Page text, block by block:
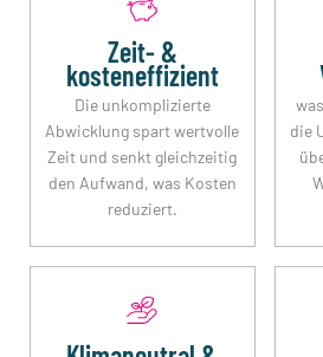
Zeit- &
kosteneffizient
Die unkomplizierte
Abwicklung spart wertvolle
Zeit und senkt gleichzeitig
den Aufwand, was Kosten
reduziert.
die